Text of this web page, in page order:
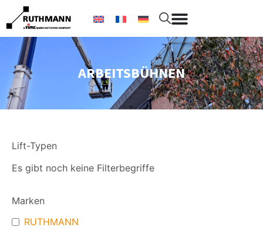
ARBEITSBÜHNEN
Lift-Typen
Es gibt noch keine Filterbegriffe
Marken
RUTHMANN